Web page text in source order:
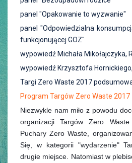
panel "Opakowanie to wyzwanie"
panel "Odpowiedzialna
funkcjonującej GOZ"
wypowiedź Michała Mikołajczyka,
wypowiedź Krzysztofa
Targi Zero Waste 2017
Program Targów Zero Waste 2017
Niezwykle nam miło z powodu
organizacji Targów Zero
Puchary Zero Waste,
Się , w kategorii "wydarzenie"
drugie miejsce. Natomiast w